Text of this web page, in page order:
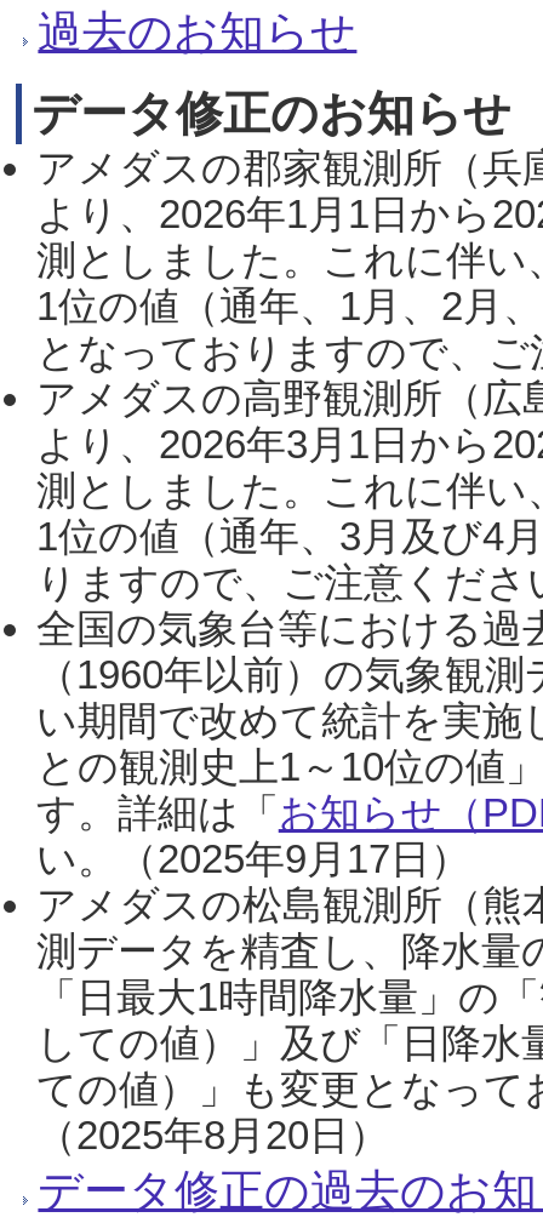
過去のお知らせ
データ修正のお知らせ
アメダスの郡家観測所（
より、2026年1月1日から
測としました。これに伴い
1位の値（通年、1月、2月
となっておりますので、
アメダスの高野観測所（
より、2026年3月1日から
測としました。これに伴い
1位の値（通年、3月及び4
りますので、ご注意くだ
全国の気象台等における過
（1960年以前）の気象観
い期間で改めて統計を実
との観測史上1～10位の値
す。詳細は「 お知らせ（
い。（2025年9月17日）
アメダスの松島観測所（熊
測データを精査し、降水
「日最大1時間降水量」の
しての値）」及び「日降
ての値）」も変更となっ
（2025年8月20日）
データ修正の過去のお